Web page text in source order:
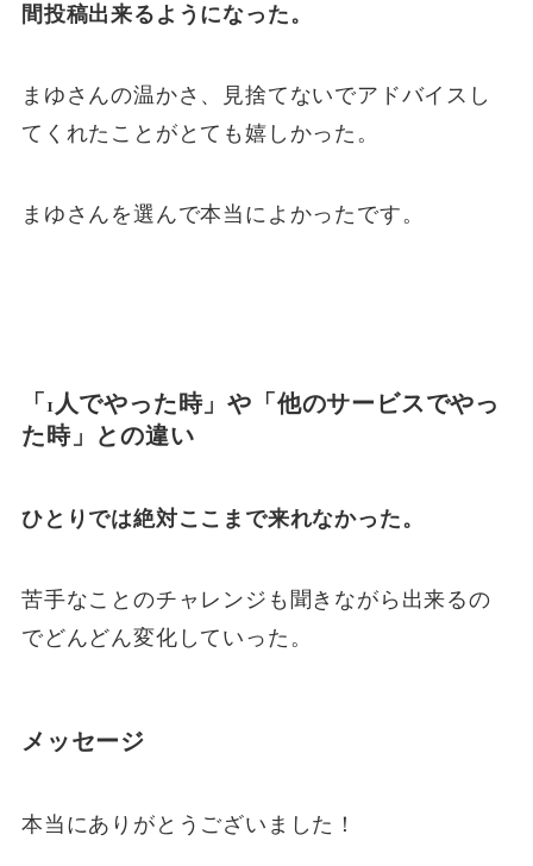
間投稿出来るようになった。
まゆさんの温かさ、見捨てないでアドバイスし
てくれたことがとても嬉しかった。
まゆさんを選んで本当によかったです。
「1人でやった時」や「他のサービスでやっ
た時」との違い
ひとりでは絶対ここまで来れなかった。
苦手なことのチャレンジも聞きながら出来るの
でどんどん変化していった。
メッセージ
本当にありがとうございました！